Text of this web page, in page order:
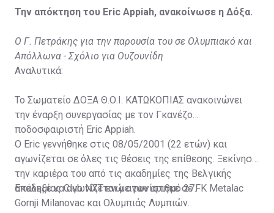
Την απόκτηση του Eric Appiah, ανακοίνωσε η Δόξα.
Ο Γ. Πετράκης για την παρουσία του σε Ολυμπιακό και
Απόλλωνα - Σχόλιο για Ουζουνίδη
Αναλυτικά:
Το Σωματείο ΔΟΞΑ Θ.Ο.Ι. ΚΑΤΩΚΟΠΙΑΣ ανακοινώνει
την έναρξη συνεργασίας με τον Γκανέζο
ποδοσφαιριστή Eric Appiah.
Ο Eric γεννήθηκε στις 08/05/2001 (22 ετών) και
αγωνίζεται σε όλες τις θέσεις της επίθεσης. Ξεκίνησε
την καριέρα του από τις ακαδημίες της Βελγικής
ακαδημίας Club NXT ενώ αγωνίστηκε σε FK Metalac
Gornji Milanovac και Ολυμπιάς Λυμπιών.
Επέλεξε να αγωνίζεται με τον αριθμό 27.